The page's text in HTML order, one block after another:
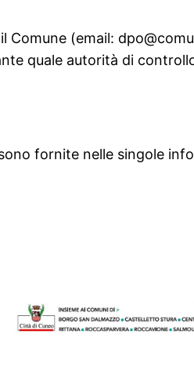
(email:
quale autorità di
fornite nelle singole